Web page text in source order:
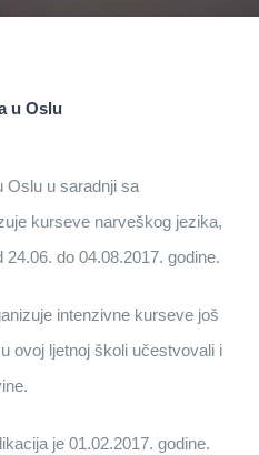
u Oslu
Oslu u saradnji sa
kurseve narveškog jezika,
do 04.08.2017. godine.
intenzivne kurseve još
ovoj ljetnoj školi učestvovali i
je 01.02.2017. godine.